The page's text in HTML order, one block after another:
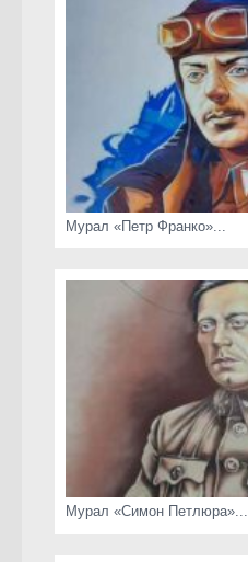
Мурал «Петр Франко»...
Мурал «Симон Петлюра»...